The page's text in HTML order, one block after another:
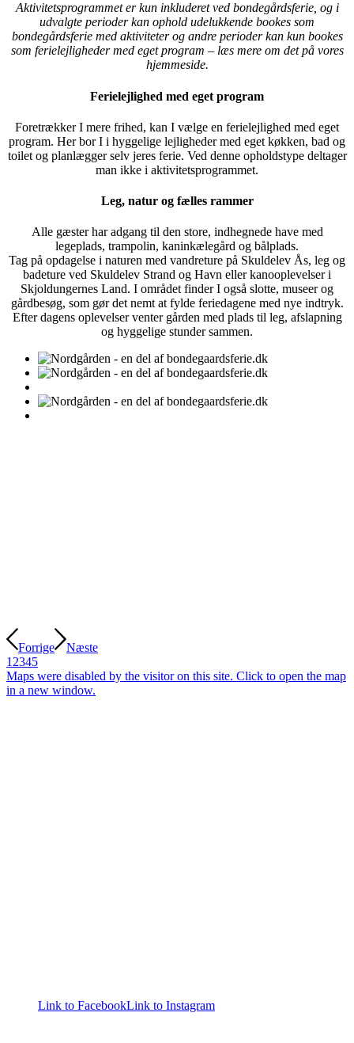
Aktivitetsprogrammet er kun inkluderet ved bondegårdsferie, og i
udvalgte perioder kan ophold udelukkende bookes som
bondegårdsferie med aktiviteter og andre perioder kan kun bookes
som ferielejligheder med eget program – læs mere om det på vores
hjemmeside.
Ferielejlighed med eget program
Foretrækker I mere frihed, kan I vælge en ferielejlighed med eget
program. Her bor I i hyggelige lejligheder med eget køkken, bad og
toilet og planlægger selv jeres ferie. Ved denne opholdstype deltager
man ikke i aktivitetsprogrammet.
Leg, natur og fælles rammer
Alle gæster har adgang til den store, indhegnede have med
legeplads, trampolin, kaninkælegård og bålplads.
Tag på opdagelse i naturen med vandreture på Skuldelev Ås, leg og
badeture ved Skuldelev Strand og Havn eller kanooplevelser i
Skjoldungernes Land. I området finder I også slotte, museer og
gårdbesøg, som gør det nemt at fylde feriedagene med nye indtryk.
Efter dagens oplevelser venter gården med plads til leg, afslapning
og hyggelige stunder sammen.
Forrige
Næste
1 2345
Maps were disabled by the visitor on this site. Click to open the map
in a new window.
Link to FacebookLink to Instagram